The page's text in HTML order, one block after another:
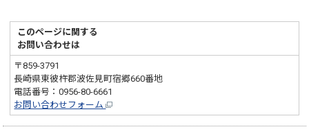
このページに関する
お問い合わせは
〒859-3791
長崎県東彼杵郡波佐見町宿郷660番地
電話番号：0956-80-6661
お問い合わせフォーム